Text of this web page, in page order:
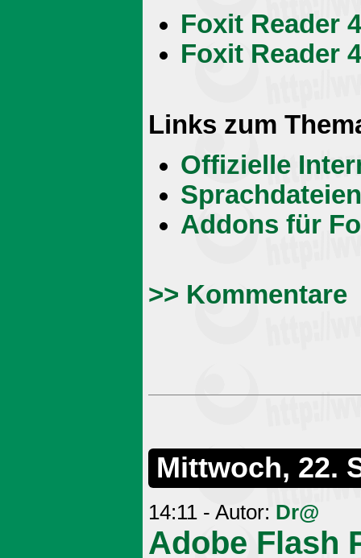
Foxit Reader
Foxit Reader
Links zum
Offizielle
Addons für
>> Kommentare
Mittwoch, 22.
14:11 - Autor: Dr@
Adobe Flash